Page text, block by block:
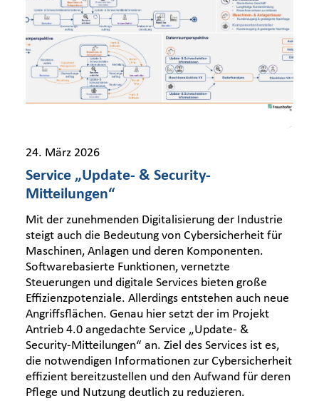
24. März 2026
Service „Update- & Security-
Mitteilungen“
Mit der zunehmenden Digitalisierung der Industrie
steigt auch die Bedeutung von Cybersicherheit für
Maschinen, Anlagen und deren Komponenten.
Softwarebasierte Funktionen, vernetzte
Steuerungen und digitale Services bieten große
Effizienzpotenziale. Allerdings entstehen auch neue
Angriffsflächen. Genau hier setzt der im Projekt
Antrieb 4.0 angedachte Service „Update- &
Security-Mitteilungen“ an. Ziel des Services ist es,
die notwendigen Informationen zur Cybersicherheit
effizient bereitzustellen und den Aufwand für deren
Pflege und Nutzung deutlich zu reduzieren.